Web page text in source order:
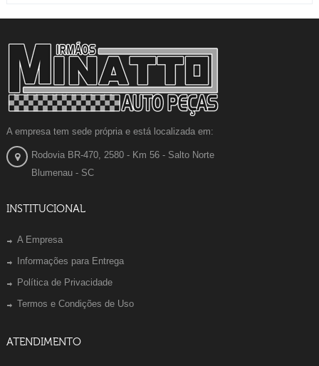
A empresa tem sede própria e está localizada em:
Rodovia BR-470, 2580 - Km 56 - Salto Norte
Blumenau - SC
INSTITUCIONAL
A Empresa
Informações para Entrega
Política de Privacidade
Termos e Condições de Uso
ATENDIMENTO